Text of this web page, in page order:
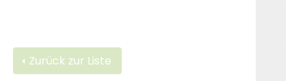
Zurück zur Liste